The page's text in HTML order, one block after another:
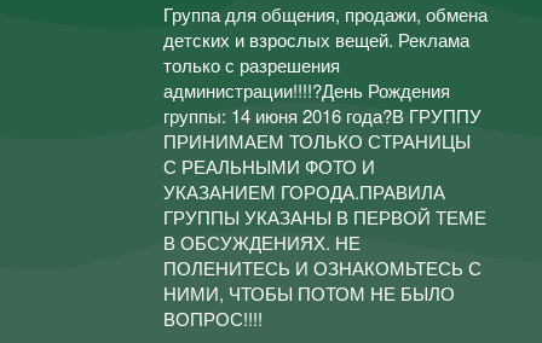
Группа для общения, продажи, обмена
детских и взрослых вещей. Реклама
только с разрешения
администрации!!!!?День Рождения
группы: 14 июня 2016 года?В ГРУППУ
ПРИНИМАЕМ ТОЛЬКО СТРАНИЦЫ
С РЕАЛЬНЫМИ ФОТО И
УКАЗАНИЕМ ГОРОДА.ПРАВИЛА
ГРУППЫ УКАЗАНЫ В ПЕРВОЙ ТЕМЕ
В ОБСУЖДЕНИЯХ. НЕ
ПОЛЕНИТЕСЬ И ОЗНАКОМЬТЕСЬ С
НИМИ, ЧТОБЫ ПОТОМ НЕ БЫЛО
ВОПРОС!!!!